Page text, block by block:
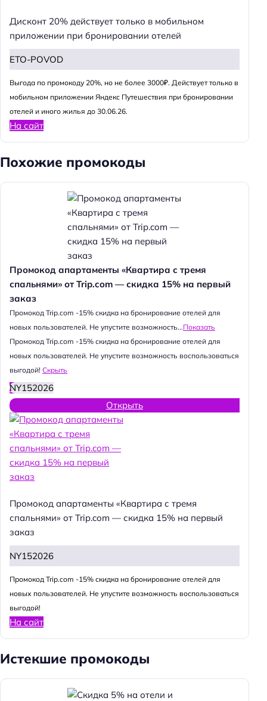
Дисконт 20% действует только в мобильном
приложении при бронировании отелей
ETO-POVOD
Выгода по промокоду 20%, но не более 3000₽. Действует только в
мобильном приложении Яндекс Путешествия при бронировании
отелей и иного жилья до 30.06.26.
На сайт
Похожие промокоды
Промокод апартаменты «Квартира с тремя
спальнями» от Trip.com — скидка 15% на первый
заказ
Промокод Trip.com -15% скидка на бронирование отелей для
новых пользователей. Не упустите возможность...Показать
Промокод Trip.com -15% скидка на бронирование отелей для
новых пользователей. Не упустите возможность воспользоваться
выгодой! Скрыть
NY152026
Открыть
Промокод апартаменты «Квартира с тремя
спальнями» от Trip.com — скидка 15% на первый
заказ
NY152026
Промокод Trip.com -15% скидка на бронирование отелей для
новых пользователей. Не упустите возможность воспользоваться
выгодой!
На сайт
Истекшие промокоды